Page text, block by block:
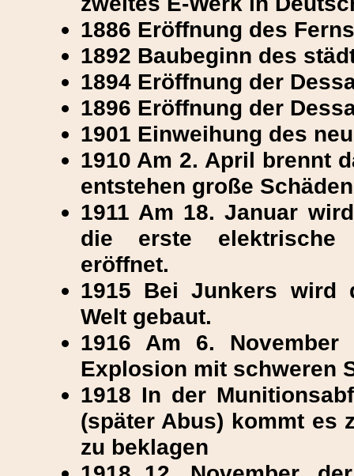
1886 Eröffnung des
1892 Baubeginn des
1894 Eröffnung der
1896 Eröffnung der
1901 Einweihung des
1910 Am 2. April brennt
entstehen große
1911 Am 18. Januar
die erste elektrische
eröffnet.
1915 Bei Junkers wird
Welt gebaut.
1916 Am 6.
Explosion mit schweren
1918 In der
(später Abus) kommt es
zu beklagen